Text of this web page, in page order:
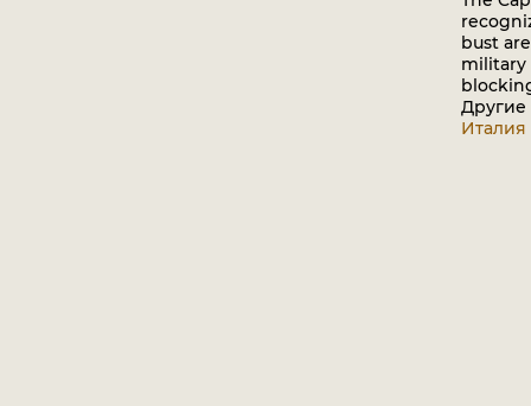
bust
military
Другие
Италия